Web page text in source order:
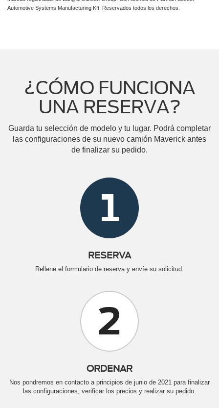
Automotive Systems Manufacturing Kft. Reservados todos los derechos.
¿CÓMO FUNCIONA
UNA RESERVA?
Guarda tu selección de modelo y tu lugar. Podrá completar
las configuraciones de su nuevo camión Maverick antes
de finalizar su pedido.
1
RESERVA
Rellene el formulario de reserva y envíe su solicitud.
2
ORDENAR
Nos pondremos en contacto a principios de junio de 2021 para finalizar
las configuraciones, verificar los precios y realizar su pedido.